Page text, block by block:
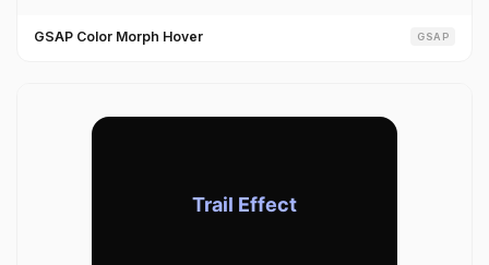
GSAP Color Morph Hover GSAP